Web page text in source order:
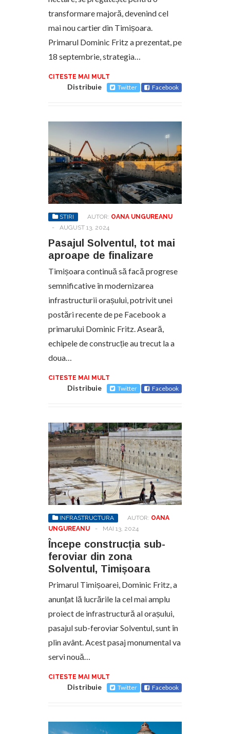
transformare majoră, devenind cel
mai nou cartier din Timișoara.
Primarul Dominic Fritz a prezentat, pe
18 septembrie, strategia…
CITESTE MAI MULT
Distribuie Twitter Facebook
STIRI AUTOR: OANA UNGUREANU
-
AUGUST 13, 2024
Pasajul Solventul, tot mai
aproape de finalizare
Timișoara continuă să facă progrese
semnificative în modernizarea
infrastructurii orașului, potrivit unei
postări recente de pe Facebook a
primarului Dominic Fritz. Aseară,
echipele de construcție au trecut la a
doua…
CITESTE MAI MULT
Distribuie Twitter Facebook
INFRASTRUCTURA AUTOR: OANA
UNGUREANU
- MAI 13, 2024
Începe construcția sub-
feroviar din zona
Solventul, Timișoara
Primarul Timișoarei, Dominic Fritz, a
anunțat lă lucrările la cel mai amplu
proiect de infrastructură al orașului,
pasajul sub-feroviar Solventul, sunt în
plin avânt. Acest pasaj monumental va
servi nouă…
CITESTE MAI MULT
Distribuie Twitter Facebook